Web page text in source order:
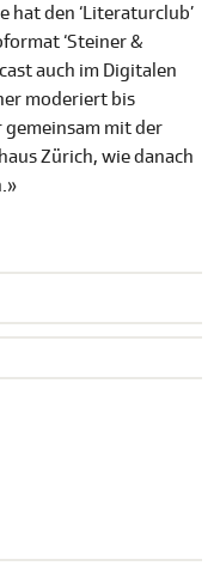
hat den ‘Literaturclub’
‘Steiner &
auch im Digitalen
moderiert bis
mit der
Zürich, wie danach